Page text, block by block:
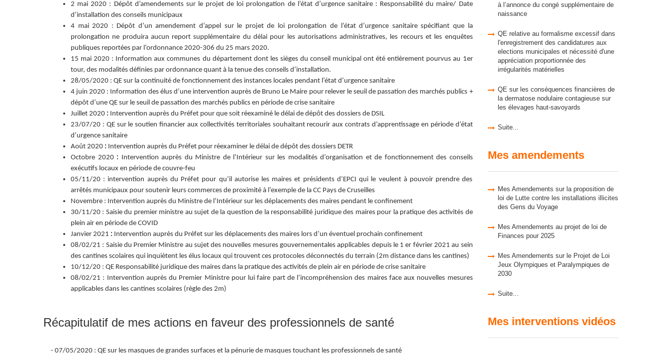
2 mai 2020 : Dépôt d’amendements sur le projet de loi prolongation de l’état d’urgence sanitaire : Responsabilité du maire/ Date
d’installation des conseils municipaux
4 mai 2020 : Dépôt d’un amendement d’appel sur le projet de loi prolongation de l’état d’urgence sanitaire spécifiant que la
prolongation ne produira aucun report supplémentaire du délai pour les autorisations administratives, les recours et les enquêtes
publiques reportées par l’ordonnance 2020-306 du 25 mars 2020.
15 mai 2020 : Information aux communes du département dont les sièges du conseil municipal ont été entièrement pourvus au 1er
tour, des modalités définies par ordonnance quant à la tenue des conseils d’installation.
28/05/2020 : QE sur la continuité de fonctionnement des instances locales pendant l’état d’urgence sanitaire
4 juin 2020 : Information des élus d’une intervention auprès de Bruno Le Maire pour relever le seuil de passation des marchés publics +
dépôt d’une QE sur le seuil de passation des marchés publics en période de crise sanitaire
Juillet 2020 : Intervention auprès du Préfet pour que soit réexaminé le délai de dépôt des dossiers de DSIL
23/07/20 : QE sur le soutien financier aux collectivités territoriales souhaitant recourir aux contrats d’apprentissage en période d’état
d’urgence sanitaire
Août 2020 : Intervention auprès du Préfet pour réexaminer le délai de dépôt des dossiers DETR
Octobre 2020: Intervention auprès du Ministre de l’Intérieur sur les modalités d’organisation et de fonctionnement des conseils
exécutifs locaux en période de couvre-feu
05/11/20 : intervention auprès du Préfet pour qu’il autorise les maires et présidents d’EPCI qui le veulent à pouvoir prendre des
arrêtés municipaux pour soutenir leurs commerces de proximité à l’exemple de la CC Pays de Cruseilles
Novembre : Intervention auprès du Ministre de l’Intérieur sur les déplacements des maires pendant le confinement
30/11/20 : Saisie du premier ministre au sujet de la question de la responsabilité juridique des maires pour la pratique des activités de
plein air en période de COVID
Janvier 2021 : Intervention auprès du Préfet sur les déplacements des maires lors d’un éventuel prochain confinement
08/02/21 : Saisie du Premier Ministre au sujet des nouvelles mesures gouvernementales applicables depuis le 1 er février 2021 au sein
des cantines scolaires qui inquiètent les élus locaux qui trouvent ces protocoles déconnectés du terrain (2m distance dans les cantines)
10/12/20 : QE Responsabilité juridique des maires dans la pratique des activités de plein air en période de crise sanitaire
08/02/21 : Intervention auprès du Premier Ministre pour lui faire part de l’incompréhension des maires face aux nouvelles mesures
applicables dans les cantines scolaires (règle des 2m)
Récapitulatif de mes actions en faveur des professionnels de santé
- 07/05/2020 : QE sur les masques de grandes surfaces et la pénurie de masques touchant les professionnels de santé
à l’annonce du congé supplémentaire de
naissance
QE relative au formalisme excessif dans
l'enregistrement des candidatures aux
elections municipales et nécessité d'une
appréciation proportionnée des
irrégularités matérielles
QE sur les conséquences financières de
la dermatose nodulaire contagieuse sur
les élevages haut-savoyards
Suite...
Mes amendements
Mes Amendements sur la proposition de
loi de Lutte contre les installations illicites
des Gens du Voyage
Mes Amendements au projet de loi de
Finances pour 2025
Mes Amendements sur le Projet de Loi
Jeux Olympiques et Paralympiques de
2030
Suite...
Mes interventions vidéos